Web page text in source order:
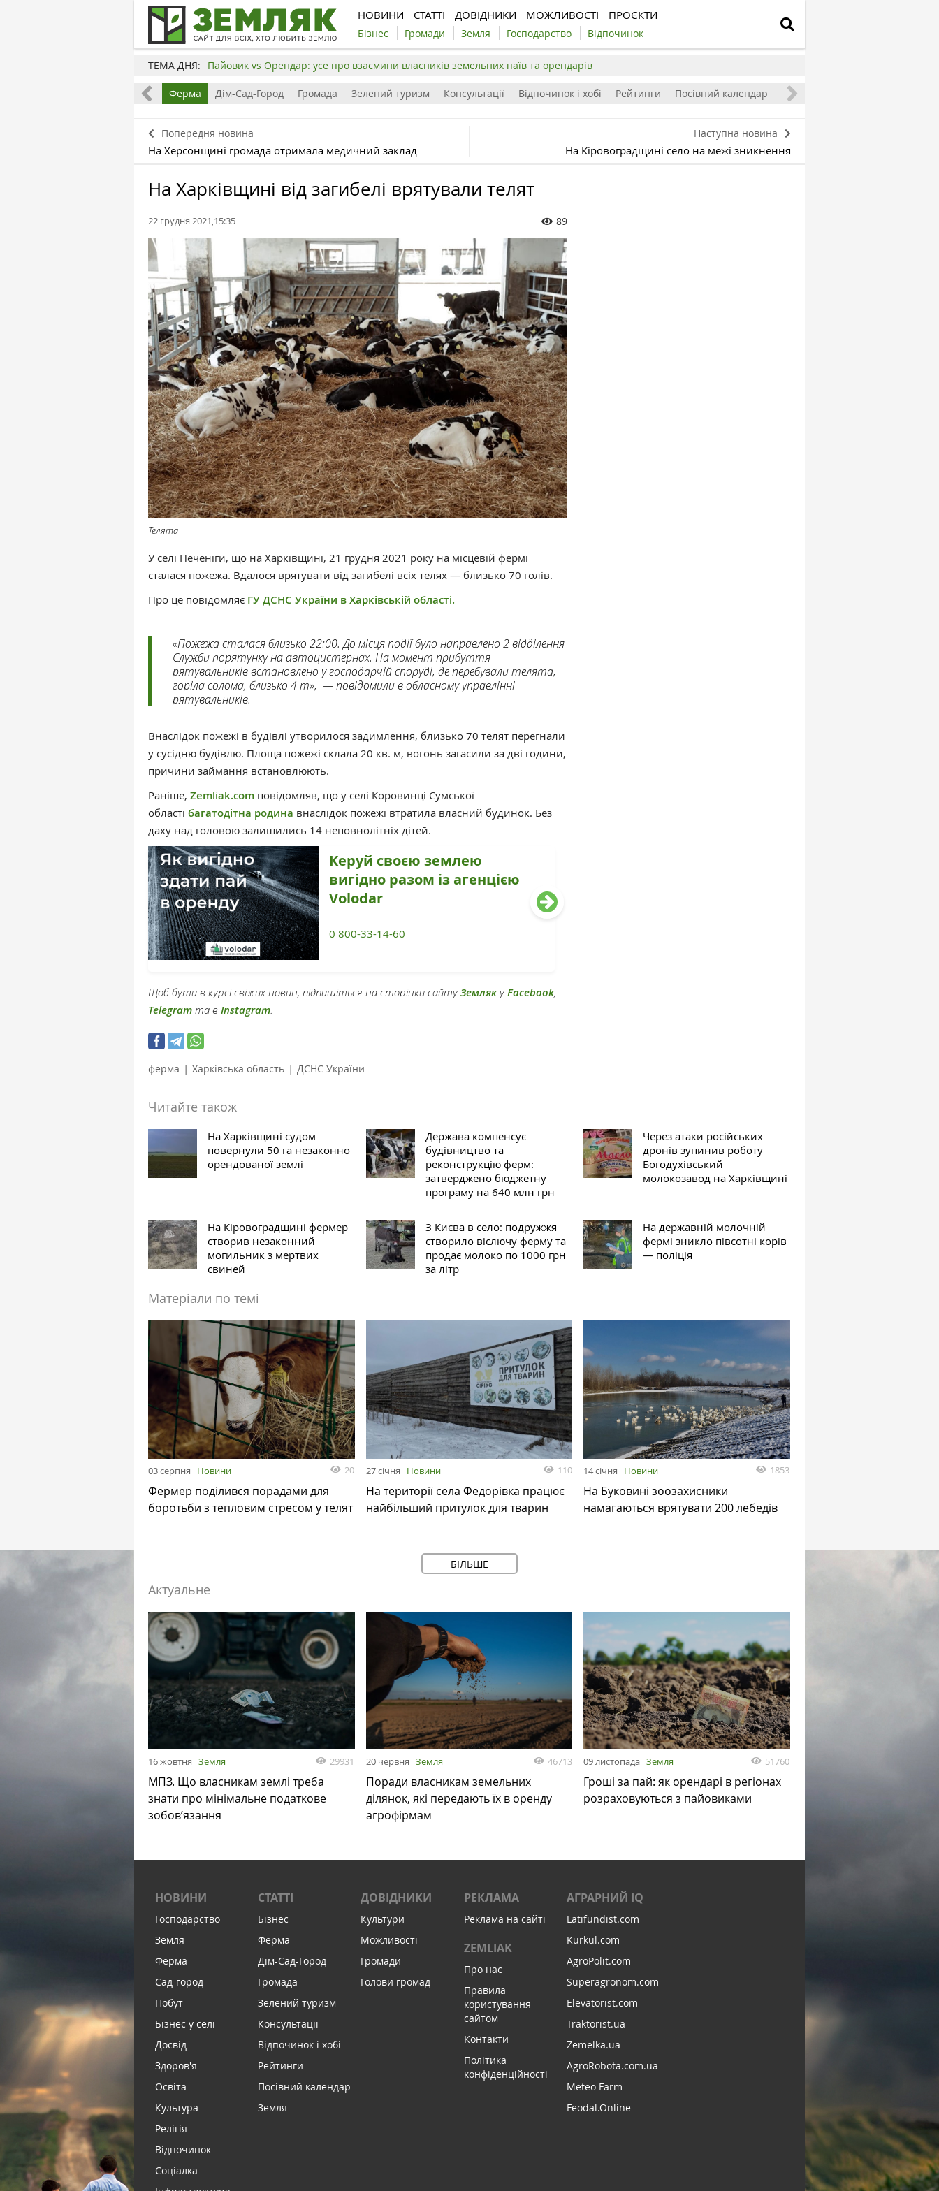
НОВИНИ СТАТТІ ДОВІДНИКИ МОЖЛИВОСТІ ПРОЄКТИ
Бізнес Громади Земля Господарство Відпочинок
ТЕМА ДНЯ: Пайовик vs Орендар: усе про взаємини власників земельних паїв та орендарів
Бізнес Ферма Дім-Сад-Город Громада Зелений туризм Консультації Відпочинок і хобі Рейтинги Посівний календар
Попередня новина
На Херсонщині громада отримала медичний заклад
Наступна новина
На Кіровоградщині село на межі зникнення
На Харківщині від загибелі врятували телят
22 грудня 2021,15:35 89
Телята
У селі Печеніги, що на Харківщині, 21 грудня 2021 року на місцевій фермі
сталася пожежа. Вдалося врятувати від загибелі всіх телях — близько 70 голів.
Про це повідомляє ГУ ДСНС України в Харківській області.
«Пожежа сталася близько 22:00. До місця події було направлено 2 відділення
Служби порятунку на автоцистернах. На момент прибуття
рятувальників встановлено у господарчій споруді, де перебували телята,
горіла солома, близько 4 т», — повідомили в обласному управлінні
рятувальників.
Внаслідок пожежі в будівлі утворилося задимлення, близько 70 телят перегнали
у сусідню будівлю. Площа пожежі склала 20 кв. м, вогонь загасили за дві години,
причини займання встановлюють.
Раніше, Zemliak.com повідомляв, що у селі Коровинці Сумської
області багатодітна родина внаслідок пожежі втратила власний будинок. Без
даху над головою залишились 14 неповнолітніх дітей.
Керуй своєю землею
вигідно разом із агенцією
Volodar
0 800-33-14-60
Щоб бути в курсі свіжих новин, підпишіться на сторінки сайтуЗемлякуFacebook,
Telegram та в Instagram.
ферма | Харківська область | ДСНС України
Читайте також
На Харківщині судом
повернули 50 га незаконно
орендованої землі
Держава компенсує
будівництво та
реконструкцію ферм:
затверджено бюджетну
програму на 640 млн грн
Через атаки російських
дронів зупинив роботу
Богодухівський
молокозавод на Харківщині
На Кіровоградщині фермер
створив незаконний
могильник з мертвих
свиней
З Києва в село: подружжя
створило віслючу ферму та
продає молоко по 1000 грн
за літр
На державній молочній
фермі зникло півсотні корів
— поліція
Матеріали по темі
03 серпня Новини 20
Фермер поділився порадами для
боротьби з тепловим стресом у телят
27 січня Новини 110
На території села Федорівка працює
найбільший притулок для тварин
14 січня Новини 1853
На Буковині зоозахисники
намагаються врятувати 200 лебедів
БІЛЬШЕ
Актуальне
16 жовтня Земля 29931
МПЗ. Що власникам землі треба
знати про мінімальне податкове
зобов’язання
20 червня Земля 46713
Поради власникам земельних
ділянок, які передають їх в оренду
агрофірмам
09 листопада Земля 51760
Гроші за пай: як орендарі в регіонах
розраховуються з пайовиками
НОВИНИ
Господарство
Земля
Ферма
Сад-город
Побут
Бізнес у селі
Досвід
Здоров'я
Освіта
Культура
Релігія
Відпочинок
Соціалка
СТАТТІ
Бізнес
Ферма
Дім-Сад-Город
Громада
Зелений туризм
Консультації
Відпочинок і хобі
Рейтинги
Посівний календар
Земля
ДОВІДНИКИ
Культури
Можливості
Громади
Голови громад
РЕКЛАМА
Реклама на сайті
ZEMLIAK
Про нас
Правила
користування
сайтом
Контакти
Політика
конфіденційності
АГРАРНИЙ IQ
Latifundist.com
Kurkul.com
AgroPolit.com
Superagronom.com
Elevatorist.com
Traktorist.ua
Zemelka.ua
AgroRobota.com.ua
Meteo Farm
Feodal.Online